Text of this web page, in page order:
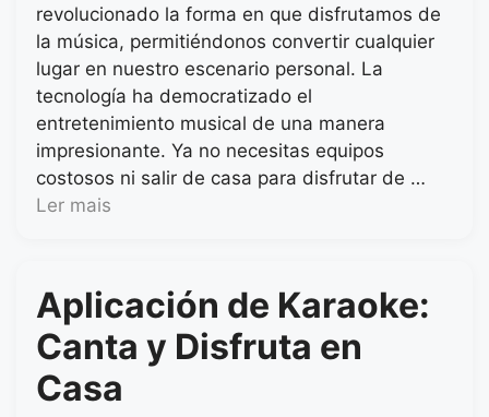
revolucionado la forma en que disfrutamos de
la música, permitiéndonos convertir cualquier
lugar en nuestro escenario personal. La
tecnología ha democratizado el
entretenimiento musical de una manera
impresionante. Ya no necesitas equipos
costosos ni salir de casa para disfrutar de …
Ler mais
Aplicación de Karaoke:
Canta y Disfruta en
Casa